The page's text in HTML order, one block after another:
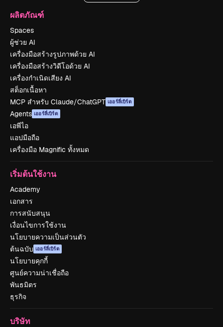
ผลิตภัณฑ์
Spaces
ผู้ช่วย AI
เครื่องมือสร้างรูปภาพด้วย AI
เครื่องมือสร้างวิดีโอด้วย AI
เครื่องกำเนิดเสียง AI
สต็อกเนื้อหา
MCP สำหรับ Claude/ChatGPT เออร์ลี่เบิร์ด
Agents เออร์ลี่เบิร์ด
เอพีไอ
แอปมือถือ
เครื่องมือ Magnific ทั้งหมด
เริ่มต้นใช้งาน
Academy
เอกสาร
การสนับสนุน
เงื่อนไขการใช้งาน
นโยบายความเป็นส่วนตัว
ต้นฉบับ เออร์ลี่เบิร์ด
นโยบายคุกกี้
ศูนย์ความน่าเชื่อถือ
พันธมิตร
ธุรกิจ
บริษัท